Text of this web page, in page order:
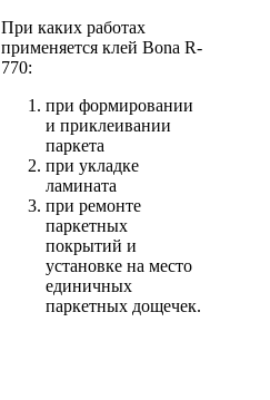
При каких работах
применяется клей Bona R-
770:
при формировании
и приклеивании
паркета
при укладке
ламината
при ремонте
паркетных
покрытий и
установке на место
единичных
паркетных дощечек.